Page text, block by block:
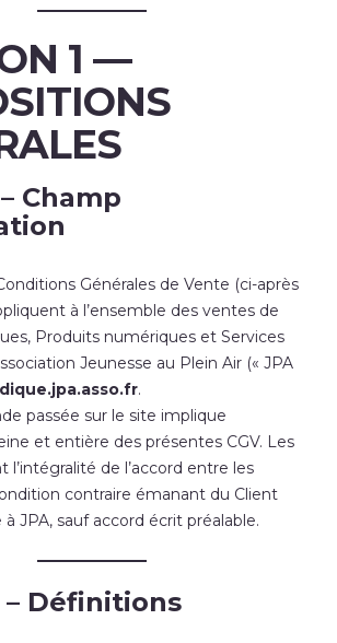
1 —
Champ
Générales de Vente (ci-après
à l’ensemble des ventes de
Produits numériques et Services
Jeunesse au Plein Air (« JPA
.
passée sur le site implique
et entière des présentes CGV. Les
l’intégralité de l’accord entre les
contraire émanant du Client
JPA, sauf accord écrit préalable.
Définitions